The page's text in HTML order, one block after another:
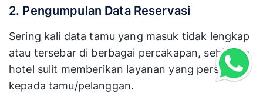
2. Pengumpulan Data Reservasi
Sering kali data tamu yang masuk tidak lengkap
atau tersebar di berbagai percakapan, sehingga
hotel sulit memberikan layanan yang personal
kepada tamu/pelanggan.